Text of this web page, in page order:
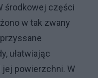
środkowej części
w tak zwany
ułatwiając
powierzchni. W